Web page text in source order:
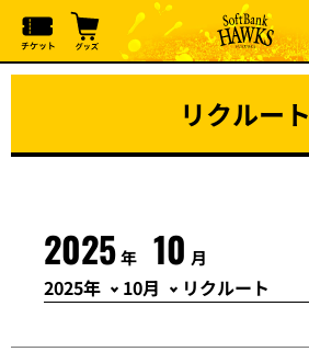
リクルート
2025年 10 月